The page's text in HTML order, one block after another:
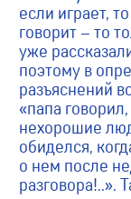
если играет,
говорит – то
уже
поэтому в
разъяснений
«папа
нехорошие
обиделся,
о нем после
разговора!..».